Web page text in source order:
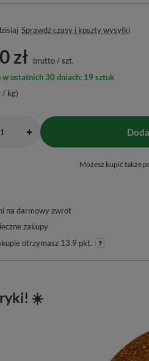
na darmowy zwrot
zakupy
otrzymasz 13.9 pkt.
Sprawdź czasy i koszty wysyłki
zł brutto/szt.
w ostatnich 30 dniach: 19 sztuk
/ kg)
+
Możesz kupić także
☀️